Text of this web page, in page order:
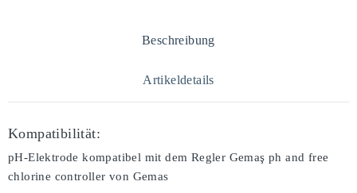
Beschreibung
Artikeldetails
Kompatibilität:
pH-Elektrode kompatibel mit dem Regler Gemaş ph and free
chlorine controller von Gemas